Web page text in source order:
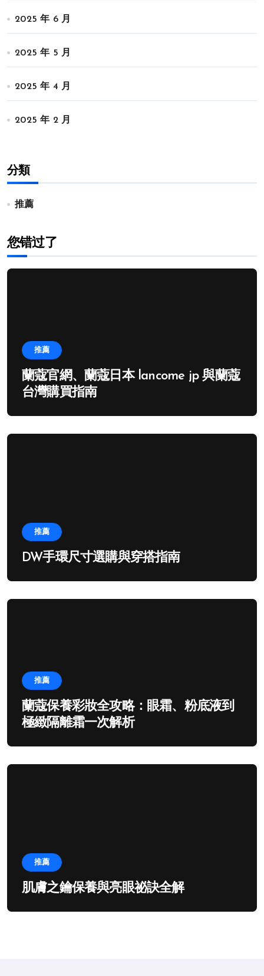
2025 年 6 月
2025 年 5 月
2025 年 4 月
2025 年 2 月
分類
推薦
您错过了
推薦
蘭蔻官網、蘭蔻日本 lancome jp 與蘭蔻
台灣購買指南
推薦
DW手環尺寸選購與穿搭指南
推薦
蘭蔻保養彩妝全攻略：眼霜、粉底液到
極緻隔離霜一次解析
推薦
肌膚之鑰保養與亮眼祕訣全解